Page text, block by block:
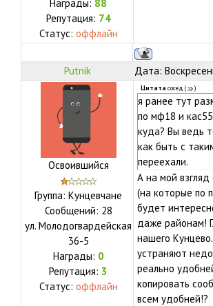
Награды: 88
Репутация: 74
Статус: оффлайн
Putnik Дата:
Освоившийся
Группа: Кунцевчане
Сообщений: 28
ул. Молодогвардейская
36-5
Награды: 0
Репутация: 3
Статус: оффлайн
Цитата сосед ( )
я ранее тут
по мф18 и
куда? Вы ведь
как быть с
переехали.
А на мой
(на которые по
будет
даже районам!
нашего
устраняют
реально
копировать
всем удобней!?